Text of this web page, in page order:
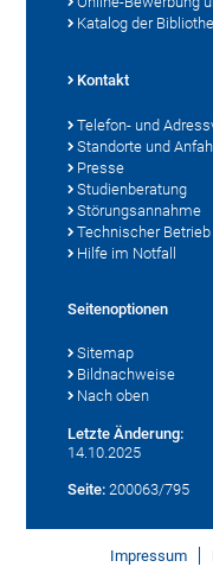
Katalog der
Kontakt
Telefon- und
Standorte und
Presse
Studienberatung
Störungsannahme
Technischer Betrieb
Hilfe im Notfall
Seitenoptionen
Sitemap
Bildnachweise
Nach oben
Letzte Änderung:
14.10.2025
Seite: 200063/795
Impressum